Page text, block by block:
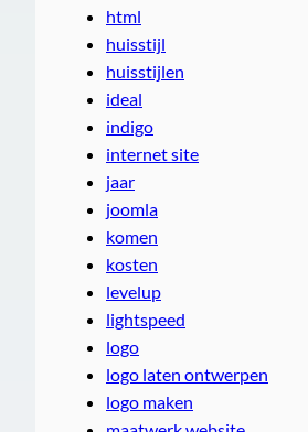
html
huisstijl
huisstijlen
ideal
indigo
internet site
jaar
joomla
komen
kosten
levelup
lightspeed
logo
logo laten ontwerpen
logo maken